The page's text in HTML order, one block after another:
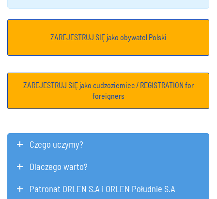
ZAREJESTRUJ SIĘ jako obywatel Polski
ZAREJESTRUJ SIĘ jako cudzoziemiec / REGISTRATION for
foreigners
Czego uczymy?
Dlaczego warto?
Patronat ORLEN S.A i ORLEN Południe S.A